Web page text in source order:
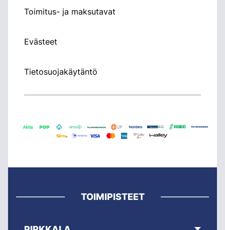
Toimitus- ja maksutavat
Evästeet
Tietosuojakäytäntö
TOIMIPISTEET